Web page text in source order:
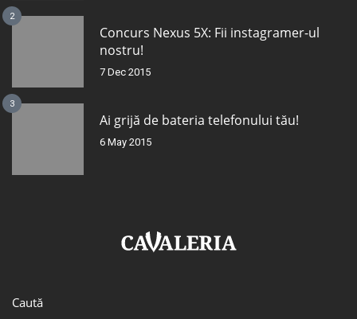
2
Concurs Nexus 5X: Fii instagramer-ul
nostru!
7 Dec 2015
3
Ai grijă de bateria telefonului tău!
6 May 2015
Caută